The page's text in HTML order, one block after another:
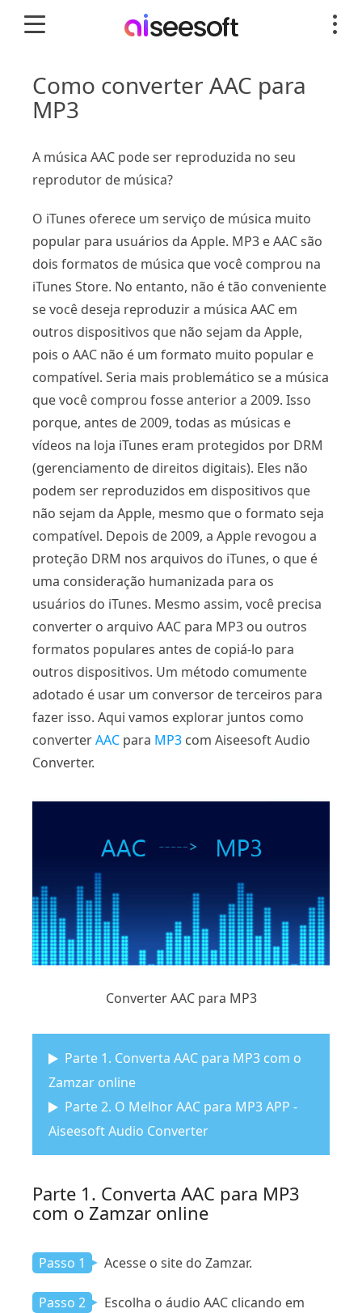
Como converter AAC para
MP3
A música AAC pode ser reproduzida no seu
reprodutor de música?
O iTunes oferece um serviço de música muito
popular para usuários da Apple. MP3 e AAC são
dois formatos de música que você comprou na
iTunes Store. No entanto, não é tão conveniente
se você deseja reproduzir a música AAC em
outros dispositivos que não sejam da Apple,
pois o AAC não é um formato muito popular e
compatível. Seria mais problemático se a música
que você comprou fosse anterior a 2009. Isso
porque, antes de 2009, todas as músicas e
vídeos na loja iTunes eram protegidos por DRM
(gerenciamento de direitos digitais). Eles não
podem ser reproduzidos em dispositivos que
não sejam da Apple, mesmo que o formato seja
compatível. Depois de 2009, a Apple revogou a
proteção DRM nos arquivos do iTunes, o que é
uma consideração humanizada para os
usuários do iTunes. Mesmo assim, você precisa
converter o arquivo AAC para MP3 ou outros
formatos populares antes de copiá-lo para
outros dispositivos. Um método comumente
adotado é usar um conversor de terceiros para
fazer isso. Aqui vamos explorar juntos como
converterAAC para MP3 com Aiseesoft Audio
Converter.
Converter AAC para MP3
Parte 1. Converta AAC para MP3 com o
Zamzar online
Parte 2. O Melhor AAC para MP3 APP -
Aiseesoft Audio Converter
Parte 1. Converta AAC para MP3
com o Zamzar online
Passo 1 Acesse o site do Zamzar.
Passo 2
Escolha o áudio AAC clicando em